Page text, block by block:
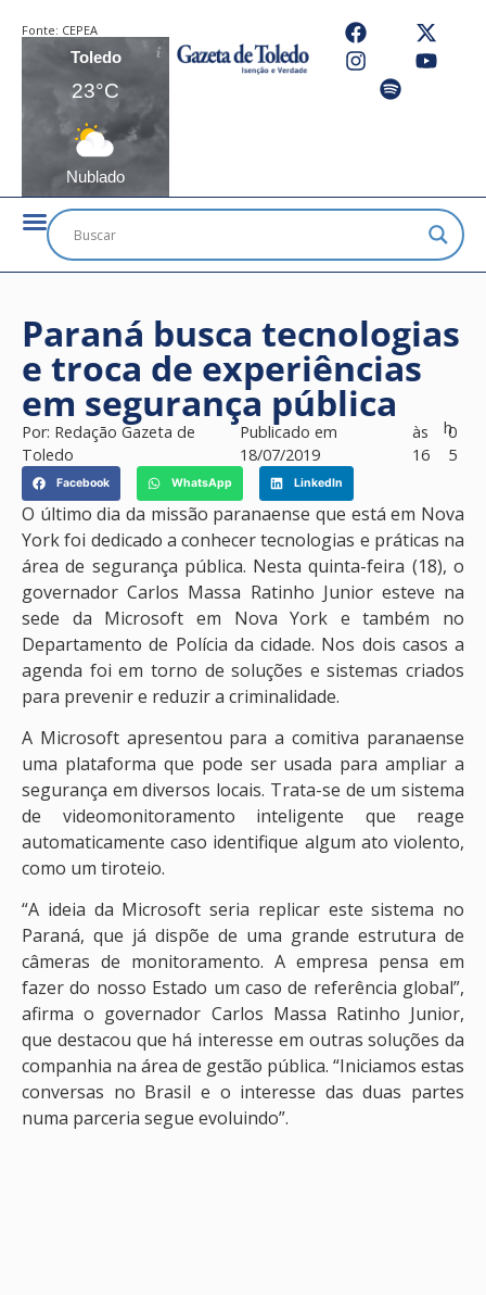
Fonte: CEPEA
Toledo
23°C
Nublado
Paraná busca tecnologias
e troca de experiências
em segurança pública
Por: Redação Gazeta de
Toledo
Publicado em
18/07/2019
às
16
h0
5
Facebook WhatsApp LinkedIn
O último dia da missão paranaense que está em Nova
York foi dedicado a conhecer tecnologias e práticas na
área de segurança pública. Nesta quinta-feira (18), o
governador Carlos Massa Ratinho Junior esteve na
sede da Microsoft em Nova York e também no
Departamento de Polícia da cidade. Nos dois casos a
agenda foi em torno de soluções e sistemas criados
para prevenir e reduzir a criminalidade.
A Microsoft apresentou para a comitiva paranaense
uma plataforma que pode ser usada para ampliar a
segurança em diversos locais. Trata-se de um sistema
de videomonitoramento inteligente que reage
automaticamente caso identifique algum ato violento,
como um tiroteio.
“A ideia da Microsoft seria replicar este sistema no
Paraná, que já dispõe de uma grande estrutura de
câmeras de monitoramento. A empresa pensa em
fazer do nosso Estado um caso de referência global”,
afirma o governador Carlos Massa Ratinho Junior,
que destacou que há interesse em outras soluções da
companhia na área de gestão pública. “Iniciamos estas
conversas no Brasil e o interesse das duas partes
numa parceria segue evoluindo”.